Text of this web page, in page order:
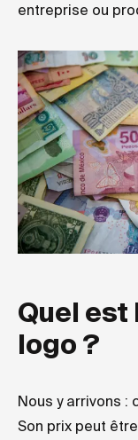
entreprise ou
Quel est
logo ?
Nous y arrivons :
Son prix peut